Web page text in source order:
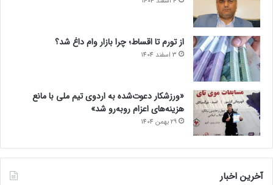
از تورم تا اقساط؛ چرا بازار وام داغ شد؟
3 اسفند 1404
«ورزشکار دعوت‌شده به اردوی تیم ملی با مانع
هزینه‌های اعزام روبه‌رو شد»
29 بهمن 1404
آخرین اخبار